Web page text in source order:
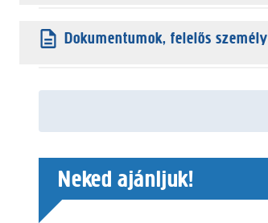
Dokumentumok, felelős személy
Neked ajánljuk!